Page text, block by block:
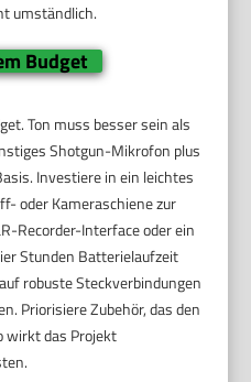
umständlich.
Budget
Ton muss besser sein als
Shotgun-Mikrofon plus
Investiere in ein leichtes
oder Kameraschiene zur
Recorder-Interface oder ein
Stunden Batterielaufzeit
robuste Steckverbindungen
Priorisiere Zubehör, das den
wirkt das Projekt